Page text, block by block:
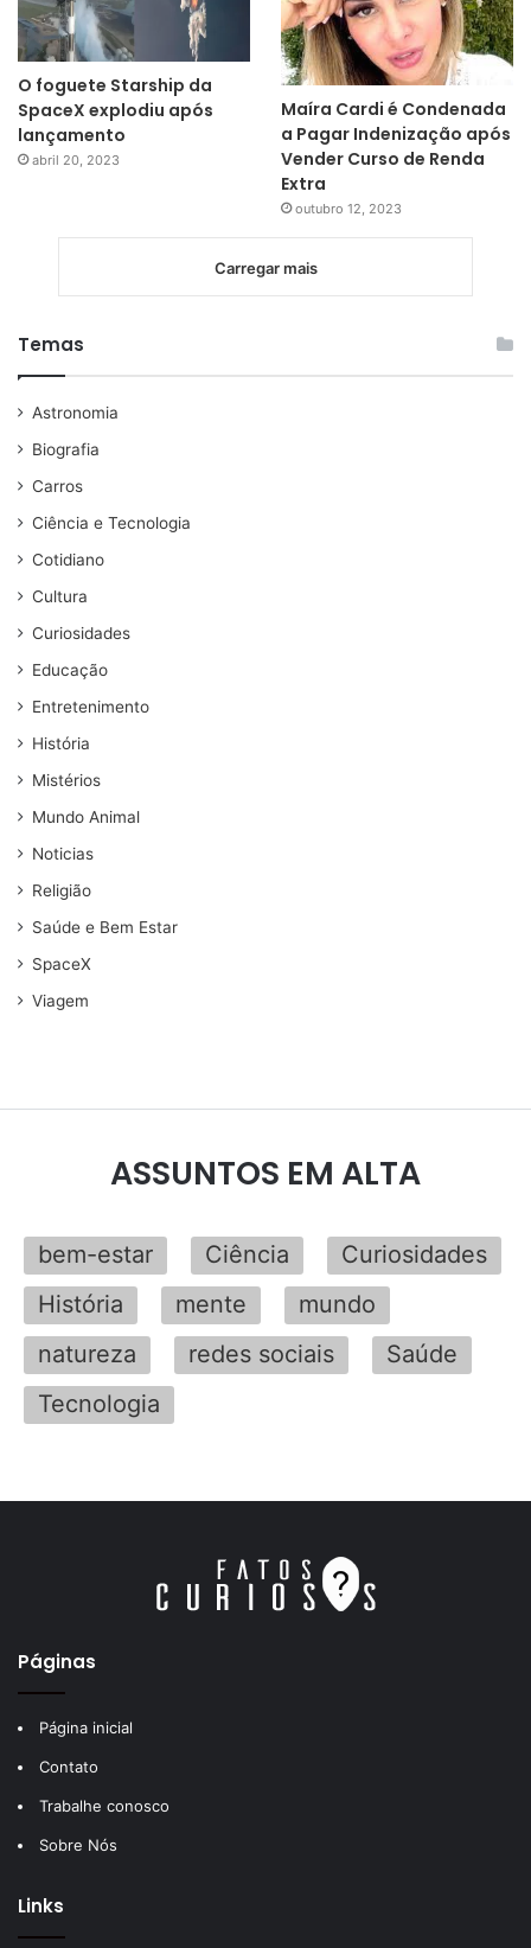
O foguete Starship da
SpaceX explodiu após
lançamento
abril 20, 2023
Maíra Cardi é Condenada
a Pagar Indenização após
Vender Curso de Renda
Extra
outubro 12, 2023
Carregar mais
Temas
Astronomia
Biografia
Carros
Ciência e Tecnologia
Cotidiano
Cultura
Curiosidades
Educação
Entretenimento
História
Mistérios
Mundo Animal
Noticias
Religião
Saúde e Bem Estar
SpaceX
Viagem
ASSUNTOS EM ALTA
bem-estar Ciência
Curiosidades
História
mente
mundo
natureza
redes sociais
Saúde
Tecnologia
Páginas
Página inicial
Contato
Trabalhe conosco
Sobre Nós
Links